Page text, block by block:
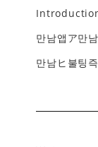
만남앱ア만
만남ヒ불팅